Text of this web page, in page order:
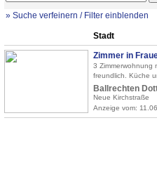
» Suche verfeinern / Filter einblenden
Stadt
Zimmer in
3 Zimmerwohnung
freundlich. Küche
Ballrechten
Neue Kirchstraße
Anzeige vom: